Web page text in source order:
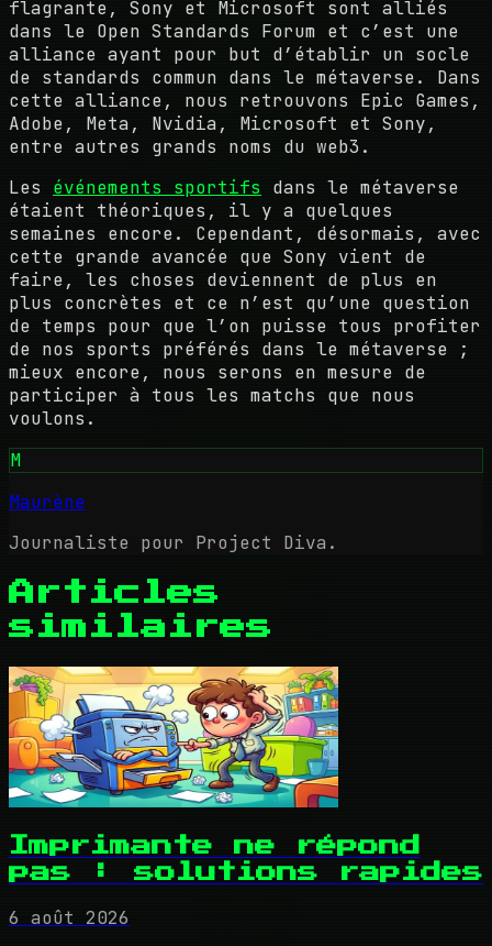
flagrante, Sony et Microsoft sont alliés
dans le Open Standards Forum et c’est une
alliance ayant pour but d’établir un socle
de standards commun dans le métaverse. Dans
cette alliance, nous retrouvons Epic Games,
Adobe, Meta, Nvidia, Microsoft et Sony,
entre autres grands noms du web3.
Les événements sportifs dans le métaverse
étaient théoriques, il y a quelques
semaines encore. Cependant, désormais, avec
cette grande avancée que Sony vient de
faire, les choses deviennent de plus en
plus concrètes et ce n’est qu’une question
de temps pour que l’on puisse tous profiter
de nos sports préférés dans le métaverse ;
mieux encore, nous serons en mesure de
participer à tous les matchs que nous
voulons.
M
Maurène
Journaliste pour Project Diva.
Articles
similaires
Imprimante ne répond
pas : solutions rapides
6 août 2026